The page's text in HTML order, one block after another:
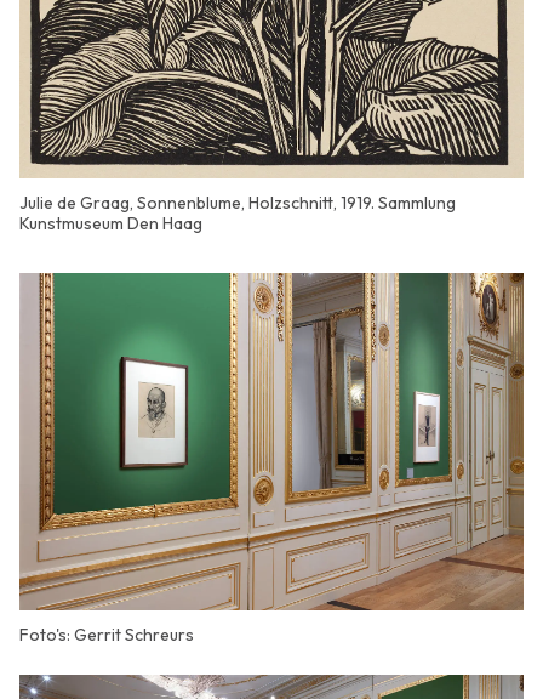
Julie de Graag, Sonnenblume, Holzschnitt, 1919. Sammlung
Kunstmuseum Den Haag
Foto's: Gerrit Schreurs